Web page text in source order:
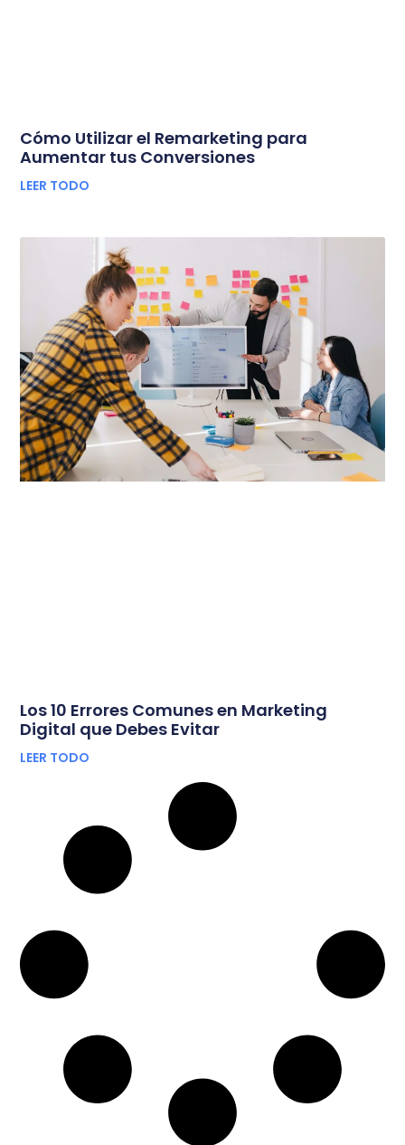
Cómo Utilizar el Remarketing para
Aumentar tus Conversiones
LEER TODO
Los 10 Errores Comunes en Marketing
Digital que Debes Evitar
LEER TODO